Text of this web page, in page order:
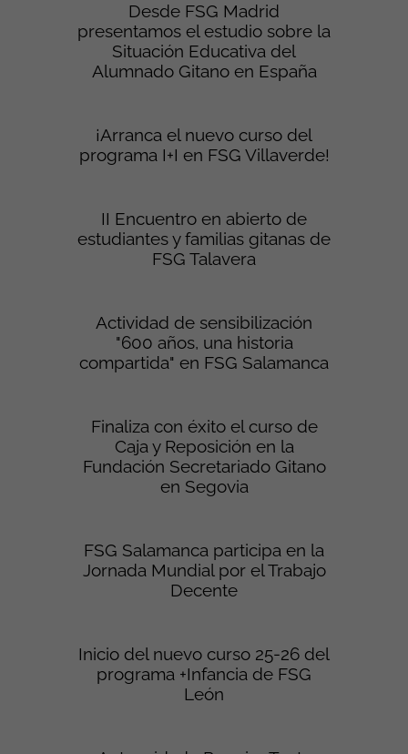
Desde FSG Madrid
presentamos el estudio sobre la
Situación Educativa del
Alumnado Gitano en España
¡Arranca el nuevo curso del
programa I+I en FSG Villaverde!
II Encuentro en abierto de
estudiantes y familias gitanas de
FSG Talavera
Actividad de sensibilización
"600 años, una historia
compartida" en FSG Salamanca
Finaliza con éxito el curso de
Caja y Reposición en la
Fundación Secretariado Gitano
en Segovia
FSG Salamanca participa en la
Jornada Mundial por el Trabajo
Decente
Inicio del nuevo curso 25-26 del
programa +Infancia de FSG
León